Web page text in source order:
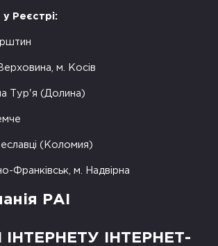
у Реєстрі:
м. Косів
Тур'я (Долина)
(Коломия)
Франківськ, м. Надвірна
РАІ
ІНТЕРНЕТ-